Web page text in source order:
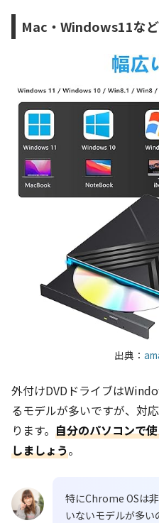
Mac・Windows11な
出典：
外付けDVDドライブは
るモデルが多いですが、対
ります。 自分のパソコンで
しましょう。
特にChrome OSは
いないモデルが多い